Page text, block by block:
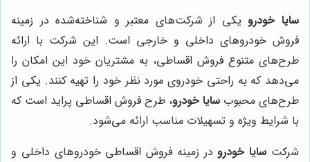
سایا خودرو یکی از شرکت‌های معتبر و شناخته‌شده در زمینه
فروش خودروهای داخلی و خارجی است. این شرکت با ارائه
طرح‌های متنوع فروش اقساطی، به مشتریان خود این امکان را
می‌دهد که به راحتی خودروی مورد نظر خود را تهیه کنند. یکی از
طرح‌های محبوب سایا خودرو، طرح فروش اقساطی پراید است که
با شرایط ویژه و تسهیلات مناسب ارائه می‌شود.
شرکت سایا خودرو در زمینه فروش اقساطی خودروهای داخلی و